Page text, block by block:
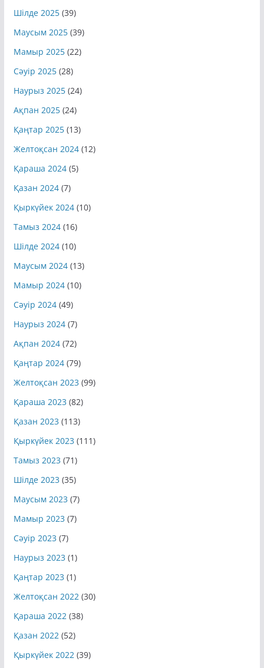
Шілде 2025(39)
Маусым 2025(39)
Мамыр 2025(22)
Сәуір 2025(28)
Наурыз 2025(24)
Ақпан 2025(24)
Қаңтар 2025(13)
Желтоқсан 2024(12)
Қараша 2024(5)
Қазан 2024(7)
Қыркүйек 2024(10)
Тамыз 2024(16)
Шілде 2024(10)
Маусым 2024(13)
Мамыр 2024(10)
Сәуір 2024(49)
Наурыз 2024(7)
Ақпан 2024(72)
Қаңтар 2024(79)
Желтоқсан 2023 (99)
Қараша 2023 (82)
Қазан 2023 (113)
Қыркүйек 2023 (111)
Тамыз 2023 (71)
Шілде 2023 (35)
Маусым 2023 (7)
Мамыр 2023 (7)
Сәуір 2023 (7)
Наурыз 2023 (1)
Қаңтар 2023 (1)
Желтоқсан 2022(30)
Қараша 2022(38)
Қазан 2022(52)
Қыркүйек 2022(39)